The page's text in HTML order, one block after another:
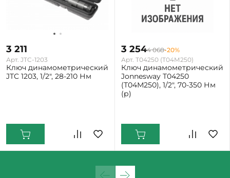
3 211
Арт. JTC-1203
Ключ динамометрический
JTC 1203, 1/2", 28-210 Нм
3 2544 068-20%
Арт. T04250 (Т04М250)
Ключ динамометрический
Jonnesway T04250
(Т04М250), 1/2", 70-350 Нм
(р)